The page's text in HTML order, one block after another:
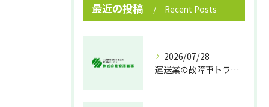
最近の投稿 Recent Posts
2026/07/28
運送業の故障車トラブル即時対処法